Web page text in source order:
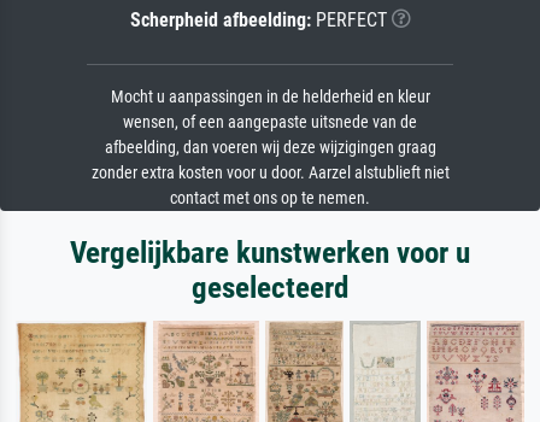
Scherpheid afbeelding:PERFECT
Mocht u aanpassingen in de helderheid en kleur
wensen, of een aangepaste uitsnede van de
afbeelding, dan voeren wij deze wijzigingen graag
zonder extra kosten voor u door. Aarzel alstublieft niet
contact met ons op te nemen.
Vergelijkbare kunstwerken voor u
geselecteerd